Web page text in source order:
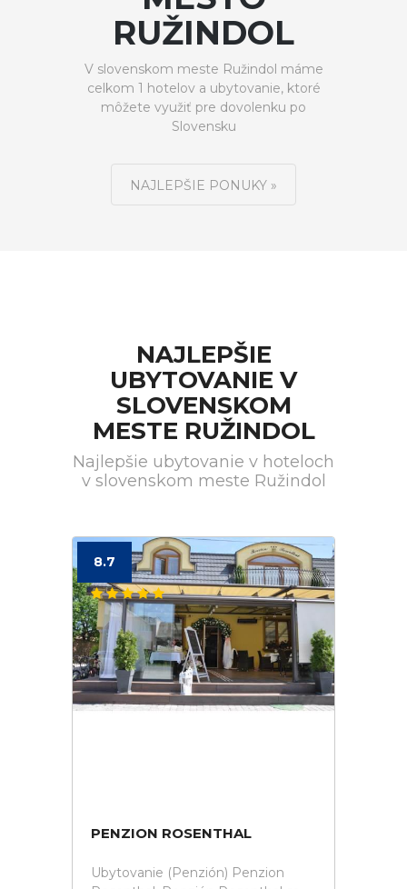
RUŽINDOL
V slovenskom meste Ružindol máme
celkom 1 hotelov a ubytovanie, ktoré
môžete využiť pre dovolenku po
Slovensku
NAJLEPŠIE PONUKY »
NAJLEPŠIE
UBYTOVANIE V
SLOVENSKOM
MESTE RUŽINDOL
Najlepšie ubytovanie v hoteloch
v slovenskom meste Ružindol
8.7
PENZION ROSENTHAL
Ubytovanie (Penzión) Penzion